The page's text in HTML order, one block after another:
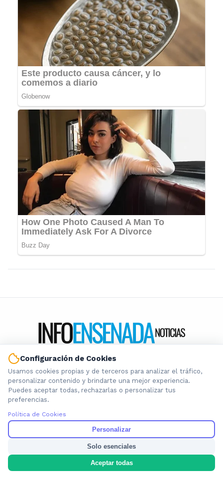
Información local que importa. Noticias de Ensenada, La
Plata y la provincia de Buenos Aires.
Nosotros
Cookies
Privacidad
Términos
Configuración de Cookies
Usamos cookies propias y de terceros para analizar el tráfico,
personalizar contenido y brindarte una mejor experiencia.
Puedes aceptar todas, rechazarlas o personalizar tus
preferencias.
Política de Cookies
Personalizar
Solo esenciales
Aceptar todas